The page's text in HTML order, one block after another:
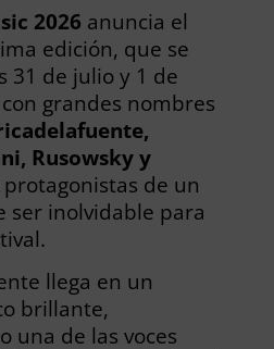
2026 anuncia el
edición, que se
31 de julio y 1 de
grandes nombres
Rusowsky y
de un
ser inolvidable para
llega en un
brillante,
una de las voces